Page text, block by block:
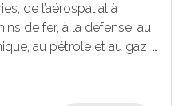
de l’aérospatial à
de fer, à la défense, au
au pétrole et au gaz, …